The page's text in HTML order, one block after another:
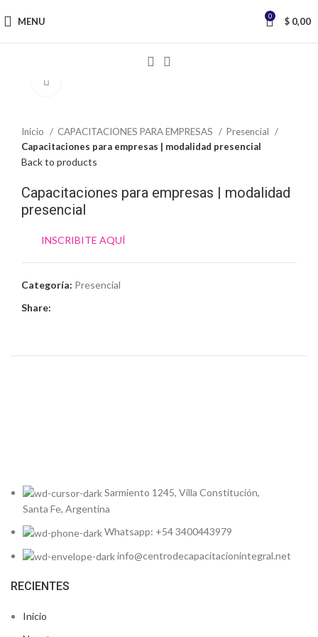
MENU 0 $ 0,00
Inicio CAPACITACIONES PARA EMPRESAS
Presencial
Capacitaciones para empresas | modalidad presencial
Back to products
Capacitaciones para empresas | modalidad
presencial
INSCRIBITE AQUÍ
Categoría: Presencial
Share:
Sarmiento 1245, Villa Constitución,
Santa Fe, Argentina
Whatsapp: +54 3400443979
info@centrodecapacitacionintegral.net
RECIENTES
Inicio